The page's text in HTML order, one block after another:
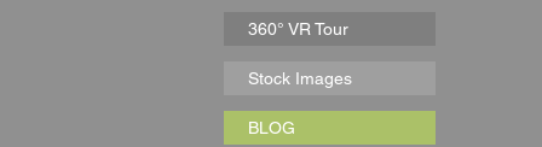
Stock Images
360° VR Tour
BLOG